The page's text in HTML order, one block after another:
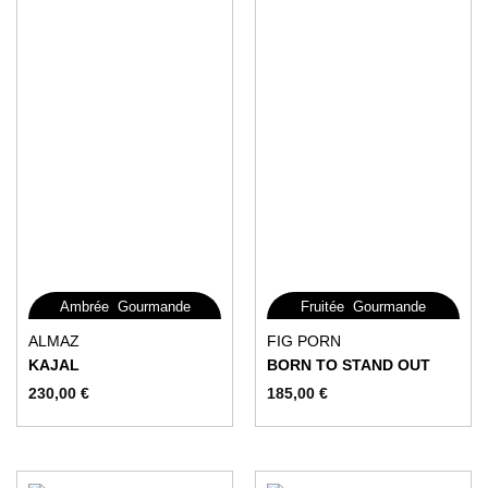
Ambrée, Gourmande
KAJAL
ALMAZ
230,00 €
Ce
produit
a
variations.
options
Fruitée Gourmande
BORN TO STAND OUT
FIG PORN
185,00 €
Ce
produit
a
variations.
options